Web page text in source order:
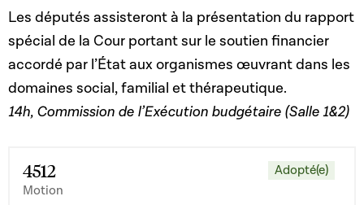
Les députés assisteront à la présentation du rapport
spécial de la Cour portant sur le soutien financier
accordé par l’État aux organismes œuvrant dans les
domaines social, familial et thérapeutique.
14h, Commission de l’Exécution budgétaire (Salle 1&2)
4512
Motion
Adopté(e)